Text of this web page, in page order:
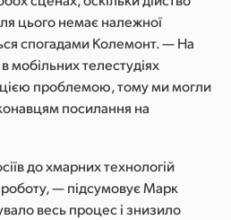
цього немає належної
спогадами Колемонт. — На
мобільних телестудіях
проблемою, тому ми могли
посилання на
до хмарних технологій
— підсумовує Марк
весь процес і знизило